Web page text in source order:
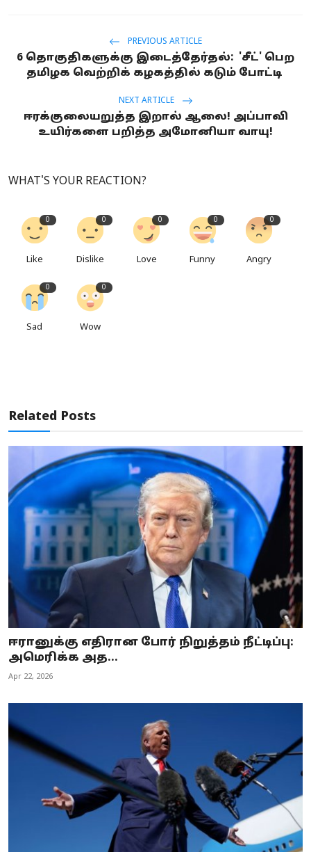
PREVIOUS ARTICLE
6 தொகுதிகளுக்கு இடைத்தேர்தல்: 'சீட்' பெற
தமிழக வெற்றிக் கழகத்தில் கடும் போட்டி
NEXT ARTICLE
ஈரக்குலையறுத்த இறால் ஆலை! அப்பாவி
உயிர்களை பறித்த அமோனியா வாயு!
WHAT'S YOUR REACTION?
0
Like
0
Dislike
0
Love
0
Funny
0
Angry
0
Sad
0
Wow
Related Posts
ஈரானுக்கு எதிரான போர் நிறுத்தம் நீட்டிப்பு:
அமெரிக்க அத...
Apr 22, 2026